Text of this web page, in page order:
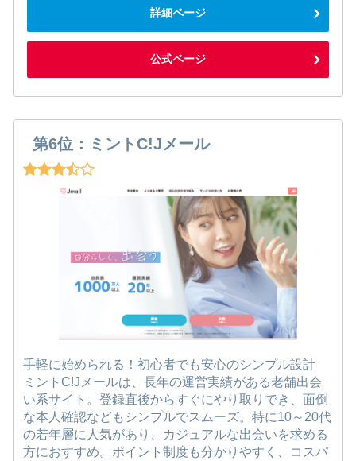
詳細ページ
公式ページ
第6位：ミントC!Jメール
手軽に始められる！初心者でも安心のシンプル設計
ミントC!Jメールは、長年の運営実績がある老舗出会
い系サイト。登録直後からすぐにやり取りでき、面倒
な本人確認などもシンプルでスムーズ。特に10～20代
の若年層に人気があり、カジュアルな出会いを求める
方におすすめ。ポイント制度も分かりやすく、コスパ